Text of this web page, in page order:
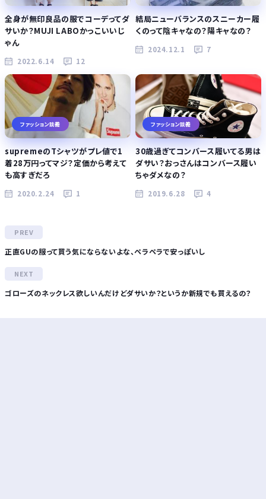
全身が無印良品の服でコーデってダ
サいか？MUJI LABOかっこいいじ
ゃん
2022.6.14 12
結局ニューバランスのスニーカー履
くのって陰キャなの？陽キャなの？
2024.12.1 7
ファッション談義
supremeのTシャツがプレ値で1
着28万円ってマジ？定価から考えて
も高すぎだろ
2020.2.24 1
ファッション談義
30歳過ぎてコンバース履いてる男は
ダサい？おっさんはコンバース履い
ちゃダメなの？
2019.6.28 4
正直GUの服って買う気にならないよな、ペラペラで安っぽいし
ゴローズのネックレス欲しいんだけどダサいか？というか新規でも買えるの？